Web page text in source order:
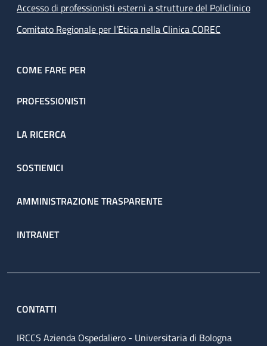
Accesso di professionisti esterni a strutture del Policlinico
Comitato Regionale per l’Etica nella Clinica COREC
COME FARE PER
PROFESSIONISTI
LA RICERCA
SOSTIENICI
AMMINISTRAZIONE TRASPARENTE
INTRANET
CONTATTI
IRCCS Azienda Ospedaliero - Universitaria di Bologna